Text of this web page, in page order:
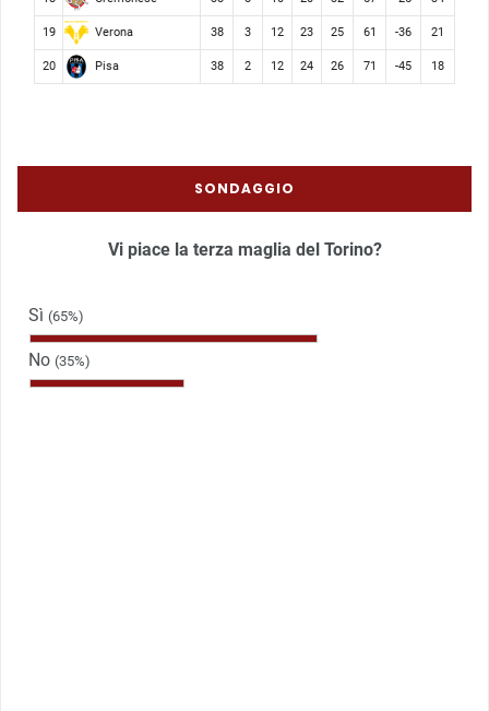
19 Verona 38 3 12 23 25 61 -36 21
20 Pisa 38 2 12 24 26 71 -45 18
SONDAGGIO
Vi piace la terza maglia del Torino?
Sì (65%)
No (35%)